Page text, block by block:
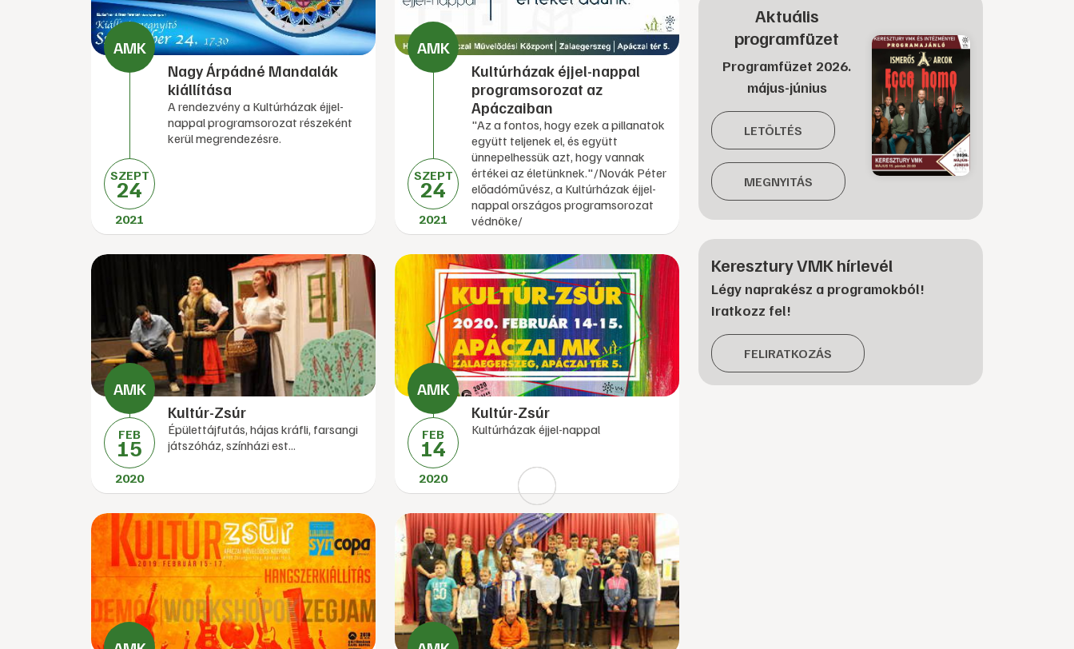
SZEPT
24
2021
Nagy Árpádné Mandalák
kiállítása
A rendezvény a Kultúrházak éjjel-
nappal programsorozat részeként
kerül megrendezésre.
SZEPT
24
2021
Kultúrházak éjjel-nappal
programsorozat az
Apáczaiban
"Az a fontos, hogy ezek a pillanatok
együtt teljenek el, és együtt
ünnepelhessük azt, hogy vannak
értékei az életünknek."/Novák Péter
előadóművész, a Kultúrházak éjjel-
nappal országos programsorozat
védnöke/
FEB
15
2020
Kultúr-Zsúr
Épülettájfutás, hájas kráfli, farsangi
játszóház, színházi est...
FEB
14
2020
Kultúr-Zsúr
Kultúrházak éjjel-nappal
Aktuális
programfüzet
Programfüzet 2026.
május-június
LETÖLTÉS
MEGNYITÁS
Keresztury VMK hírlevél
Légy naprakész a programokból!
Iratkozz fel!
FELIRATKOZÁS